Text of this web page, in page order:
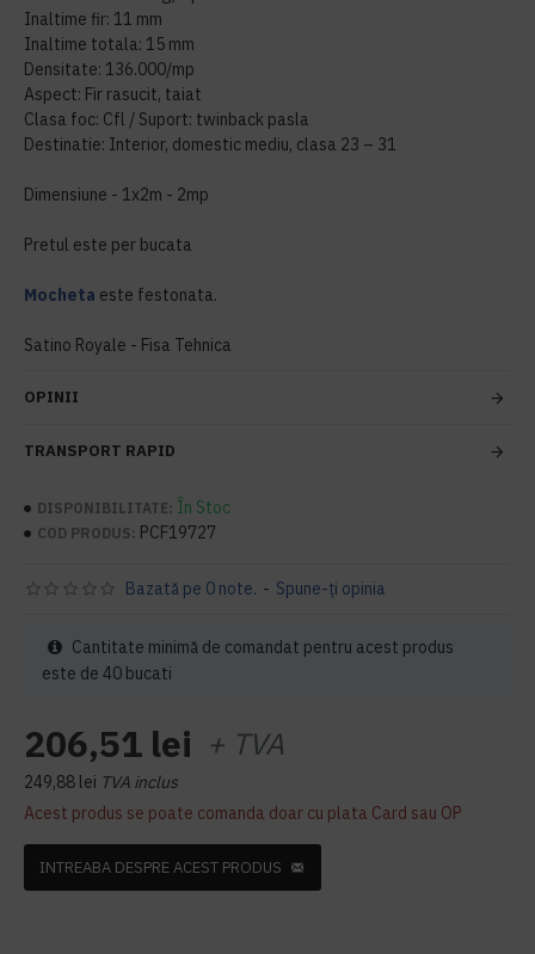
Inaltime fir: 11 mm
Inaltime totala: 15 mm
Densitate: 136.000/mp
Aspect: Fir rasucit, taiat
Clasa foc: Cfl / Suport: twinback pasla
Destinatie: Interior, domestic mediu, clasa 23 – 31
Dimensiune - 1x2m - 2mp
Pretul este per bucata
Mocheta este festonata.
Satino Royale - Fisa Tehnica
OPINII
TRANSPORT RAPID
DISPONIBILITATE: În Stoc
COD PRODUS: PCF19727
Bazată pe 0 note. - Spune-ţi opinia
206,51 lei + TVA
249,88 lei TVA inclus
Acest produs se poate comanda doar cu plata Card sau OP
Cantitate minimă de comandat pentru acest produs
este de 40 bucati
INTREABA DESPRE ACEST PRODUS